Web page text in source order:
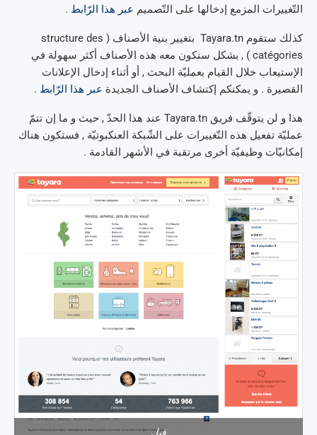
التّغييرات المزمع إدخالها على التّصميم عبر هذا الرّابط .
كذلك ستقوم Tayara.tn بتغيير بنية الأصناف ( structure des
catégories ) , بشكل ستكون معه هذه الأصناف أكثر سهولة في
الإستيعاب خلال القيام بعمليّة البحث , أو أثناء إدخال الإعلانات
القصيرة . و يمكنكم إكتشاف الأصناف الجديدة عبر هذا الرّابط .
هذا و لن يتوقّف فريق Tayara.tn عند هذا الحدّ , حيث و ما إن تتمّ
عمليّة تفعيل هذه التّغييرات على الشّبكة العنكبوتيّة , فستكون هناك
إمكانيّات وظيفيّة أخرى مرتقبة في الأشهر القادمة .
قبل